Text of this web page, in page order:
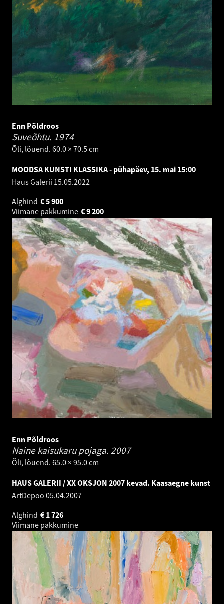
Enn Põldroos
Suveõhtu. 1974
Õli, lõuend. 60.0 × 70.5 cm
MOODSA KUNSTI KLASSIKA - pühapäev, 15. mai 15:00
Haus Galerii 15.05.2022
Alghind
5 900
€
Viimane pakkumine
9 200
€
Enn Põldroos
Naine kaisukaru pojaga. 2007
Õli, lõuend. 65.0 × 95.0 cm
HAUS GALERII / XX OKSJON 2007 kevad. Kaasaegne kunst
ArtDepoo 05.04.2007
Alghind
1 726
€
Viimane pakkumine